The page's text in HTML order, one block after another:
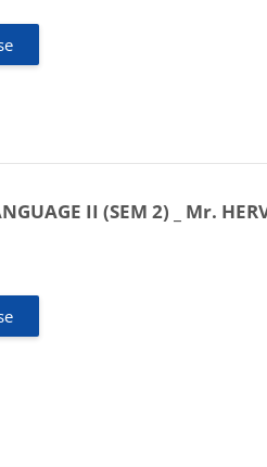
II (SEM 2) _ Mr.